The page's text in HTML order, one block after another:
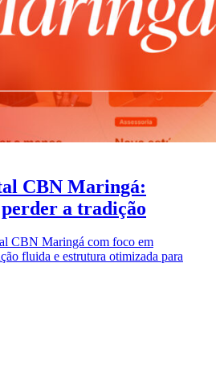
CBN Maringá:
a tradição
CBN Maringá com foco em
fluida e estrutura otimizada para